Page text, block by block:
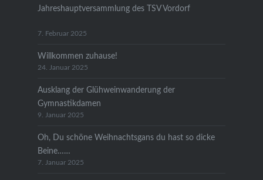
Jahreshauptversammlung des TSV Vordorf
7. Februar 2025
Willkommen zuhause!
24. Januar 2025
Ausklang der Glühweinwanderung der
Gymnastikdamen
9. Januar 2025
Oh, Du schöne Weihnachtsgans du hast so dicke
Beine……
7. Januar 2025